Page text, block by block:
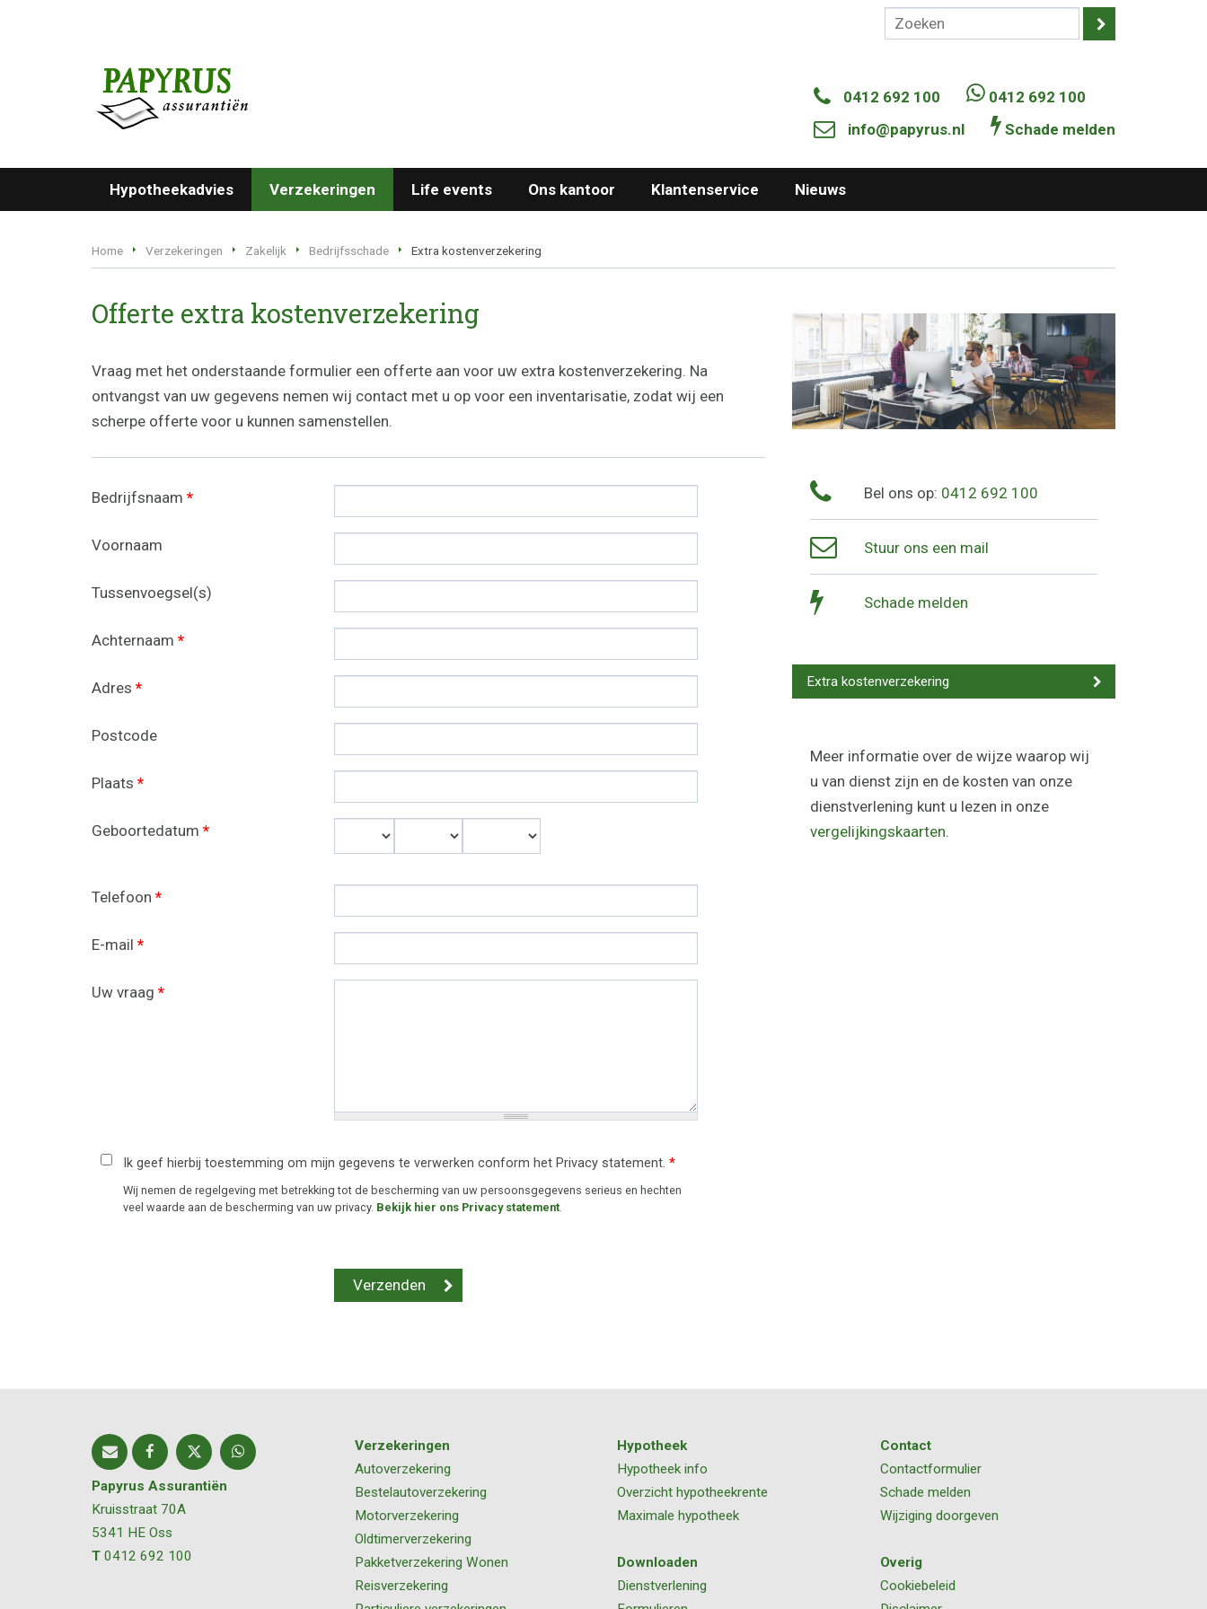
0412 692 100
0412 692 100
info@papyrus.nl
Schade melden
Hypotheekadvies Verzekeringen Life events Ons kantoor Klantenservice Nieuws
Home Verzekeringen Zakelijk Bedrijfsschade Extra kostenverzekering
Offerte extra kostenverzekering
Vraag met het onderstaande formulier een offerte aan voor uw extra kostenverzekering. Na
ontvangst van uw gegevens nemen wij contact met u op voor een inventarisatie, zodat wij een
scherpe offerte voor u kunnen samenstellen.
Bedrijfsnaam *
Voornaam
Tussenvoegsel(s)
Achternaam *
Adres *
Postcode
Plaats *
Geboortedatum *
Telefoon *
E-mail *
Uw vraag *
Ik geef hierbij toestemming om mijn gegevens te verwerken conform het Privacy statement. *
Wij nemen de regelgeving met betrekking tot de bescherming van uw persoonsgegevens serieus en hechten
veel waarde aan de bescherming van uw privacy. Bekijk hier ons Privacy statement
Bel ons op: 0412 692 100
Stuur ons een mail
Schade melden
Extra kostenverzekering
Meer informatie over de wijze waarop wij
u van dienst zijn en de kosten van onze
dienstverlening kunt u lezen in onze
vergelijkingskaarten.
Papyrus Assurantiën
Kruisstraat 70A
5341 HE Oss
T 0412 692 100
Verzekeringen
Autoverzekering
Bestelautoverzekering
Motorverzekering
Oldtimerverzekering
Pakketverzekering Wonen
Reisverzekering
Hypotheek
Hypotheek info
Overzicht hypotheekrente
Maximale hypotheek
Downloaden
Dienstverlening
Contact
Contactformulier
Schade melden
Wijziging doorgeven
Overig
Cookiebeleid